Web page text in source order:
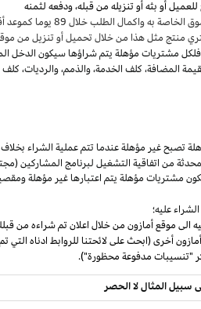
كموعد أقصاه بعد الضغط على الرابط الخاص الاولي؛ أو
منتج مثل هذا من خلال تحميل أو تنزيل من
فلكل مشتريات مؤهلة يتمشراؤهاسيكون الدخل
المضافة، كلف الخدمة،والذمم،والرديات، كلف
تصبح غير مؤهلة عندما تتم عملية الشراء بخلاف
من اتفاقية التشغيل لبرنامج المشاركين
مشتريات مؤهلة يتم اعتبارها غير مؤهلة
عليه؛
الى موقع أمازون من خلال اعلان تم شراءه من
أخرى (ابحث على لائحتنا للروابط ادناه
سبيل المثال لا الحصر